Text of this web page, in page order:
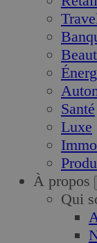
Santé
Luxe
À propos
Qui